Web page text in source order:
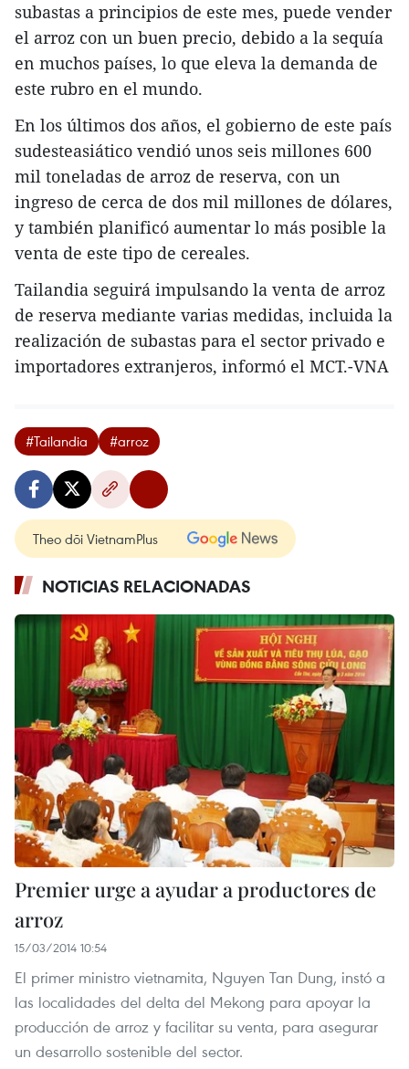
subastas a principios de este mes, puede vender
el arroz con un buen precio, debido a la sequía
en muchos países, lo que eleva la demanda de
este rubro en el mundo.
En los últimos dos años, el gobierno de este país
sudesteasiático vendió unos seis millones 600
mil toneladas de arroz de reserva, con un
ingreso de cerca de dos mil millones de dólares,
y también planificó aumentar lo más posible la
venta de este tipo de cereales.
Tailandia seguirá impulsando la venta de arroz
de reserva mediante varias medidas, incluida la
realización de subastas para el sector privado e
importadores extranjeros, informó el MCT.-VNA
#Tailandia #arroz
Theo dõi VietnamPlus
NOTICIAS RELACIONADAS
Premier urge a ayudar a productores de
arroz
15/03/2014 10:54
El primer ministro vietnamita, Nguyen Tan Dung, instó a
las localidades del delta del Mekong para apoyar la
producción de arroz y facilitar su venta, para asegurar
un desarrollo sostenible del sector.